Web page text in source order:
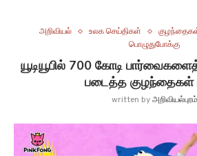
அறிவியல் உலக செய்திகள்
பொழுதுபோக்கு
யூடியூபில் 700 கோடி
படைத்த குழந்தைகள்
written byஅறிவியல்புரம்